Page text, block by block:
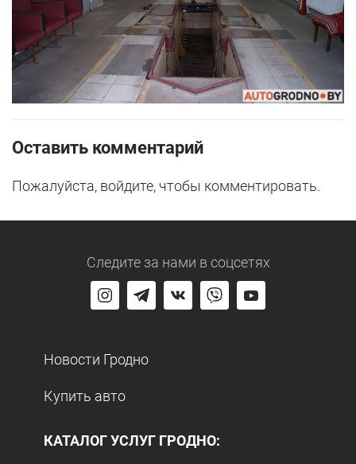
Оставить комментарий
Пожалуйста, войдите, чтобы комментировать.
Следите за нами в соцсетях
Новости Гродно
Купить авто
КАТАЛОГ УСЛУГ ГРОДНО: